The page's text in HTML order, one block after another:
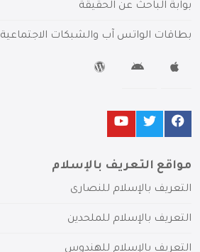
بوابة الباحث عن الحقيقة
بطاقات الواتس آب والشبكات الاجتماعية
مواقع التعريف بالإسلام
التعريف بالإسلام للنصارى
التعريف بالإسلام للملحدين
التعريف بالإسلام للهندوس